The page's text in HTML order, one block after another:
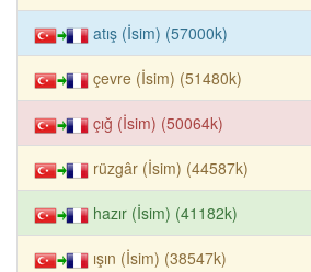
atış (İsim) (57000k)
çevre (İsim) (51480k)
çığ (İsim) (50064k)
rüzgâr (İsim) (44587k)
hazır (İsim) (41182k)
ışın (İsim) (38547k)